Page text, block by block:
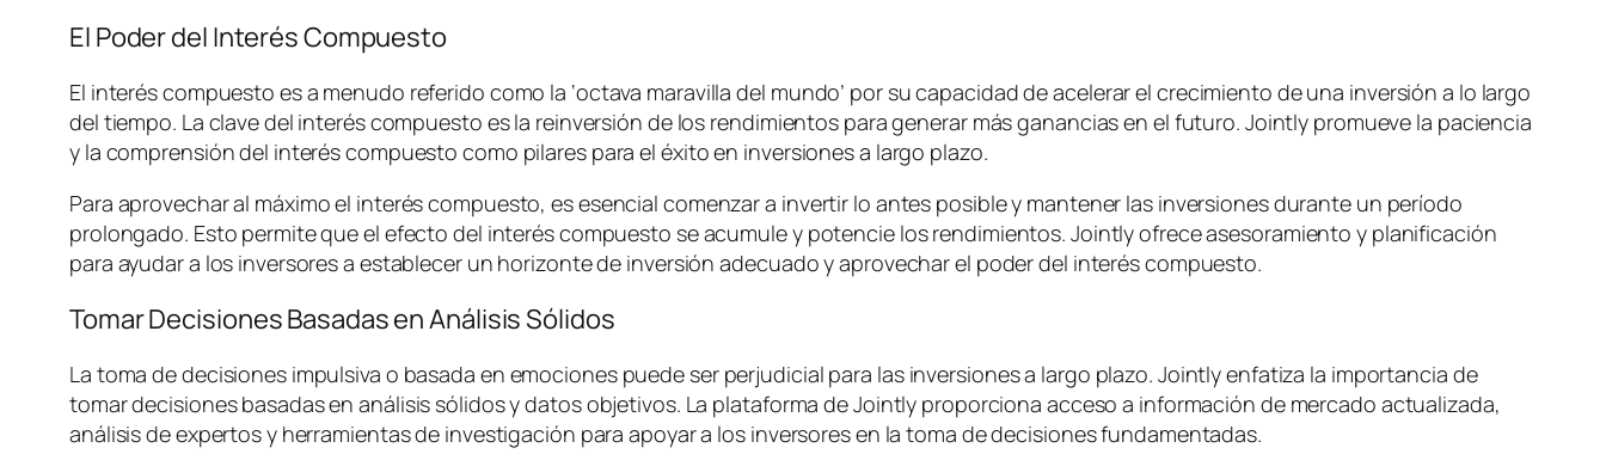
El Poder del Interés Compuesto
El interés compuesto es a menudo referido como la ‘octava maravilla del mundo’ por su capacidad de acelerar el crecimiento de una inversión a lo largo
del tiempo. La clave del interés compuesto es la reinversión de los rendimientos para generar más ganancias en el futuro. Jointly promueve la paciencia
y la comprensión del interés compuesto como pilares para el éxito en inversiones a largo plazo.
Para aprovechar al máximo el interés compuesto, es esencial comenzar a invertir lo antes posible y mantener las inversiones durante un período
prolongado. Esto permite que el efecto del interés compuesto se acumule y potencie los rendimientos. Jointly ofrece asesoramiento y planificación
para ayudar a los inversores a establecer un horizonte de inversión adecuado y aprovechar el poder del interés compuesto.
Tomar Decisiones Basadas en Análisis Sólidos
La toma de decisiones impulsiva o basada en emociones puede ser perjudicial para las inversiones a largo plazo. Jointly enfatiza la importancia de
tomar decisiones basadas en análisis sólidos y datos objetivos. La plataforma de Jointly proporciona acceso a información de mercado actualizada,
análisis de expertos y herramientas de investigación para apoyar a los inversores en la toma de decisiones fundamentadas.